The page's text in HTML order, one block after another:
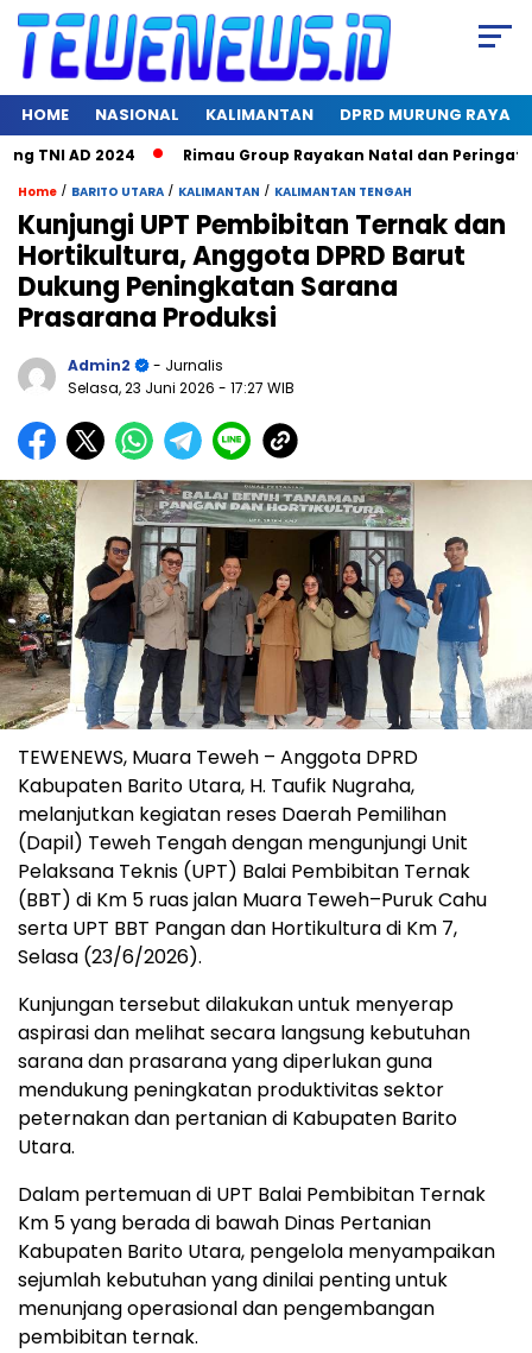
HOME NASIONAL KALIMANTAN DPRD MURUNG RAYA
AD 2024 Rimau Group Rayakan Natal dan Peringati
Home / BARITO UTARA / KALIMANTAN / KALIMANTAN TENGAH
Kunjungi UPT Pembibitan Ternak dan
Hortikultura, Anggota DPRD Barut
Dukung Peningkatan Sarana
Prasarana Produksi
Admin2
- Jurnalis
Selasa, 23 Juni 2026 - 17:27 WIB
TEWENEWS, Muara Teweh – Anggota DPRD
Kabupaten Barito Utara, H. Taufik Nugraha,
melanjutkan kegiatan reses Daerah Pemilihan
(Dapil) Teweh Tengah dengan mengunjungi Unit
Pelaksana Teknis (UPT) Balai Pembibitan Ternak
(BBT) di Km 5 ruas jalan Muara Teweh–Puruk Cahu
serta UPT BBT Pangan dan Hortikultura di Km 7,
Selasa (23/6/2026).
Kunjungan tersebut dilakukan untuk menyerap
aspirasi dan melihat secara langsung kebutuhan
sarana dan prasarana yang diperlukan guna
mendukung peningkatan produktivitas sektor
peternakan dan pertanian di Kabupaten Barito
Utara.
Dalam pertemuan di UPT Balai Pembibitan Ternak
Km 5 yang berada di bawah Dinas Pertanian
Kabupaten Barito Utara, pengelola menyampaikan
sejumlah kebutuhan yang dinilai penting untuk
menunjang operasional dan pengembangan
pembibitan ternak.